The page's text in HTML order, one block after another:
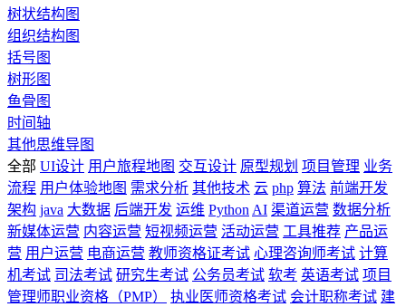
树状结构图
组织结构图
括号图
树形图
鱼骨图
时间轴
其他思维导图
全部 UI设计 用户旅程地图 交互设计 原型规划 项目管理 业务
流程 用户体验地图 需求分析 其他技术 云 php 算法 前端开发
架构 java 大数据 后端开发 运维 Python AI 渠道运营 数据分析
新媒体运营 内容运营 短视频运营 活动运营 工具推荐 产品运
营 用户运营 电商运营 教师资格证考试 心理咨询师考试 计算
机考试 司法考试 研究生考试 公务员考试 软考 英语考试 项目
管理师职业资格（PMP）
执业医师资格考试 会计职称考试 建